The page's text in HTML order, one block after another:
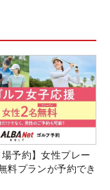
場予約】女性プレー
料プランが予約でき